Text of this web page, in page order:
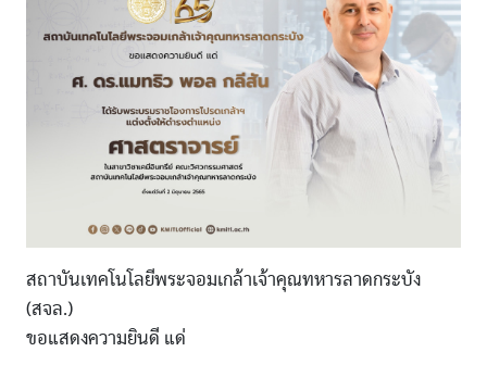
สถาบันเทคโนโลยีพระจอมเกล้าเจ้าคุณทหารลาดกระบัง
(สจล.)
ขอแสดงความยินดี แด่